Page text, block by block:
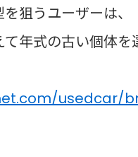
狙うユーザーは、
年式の古い個体を
usedcar/